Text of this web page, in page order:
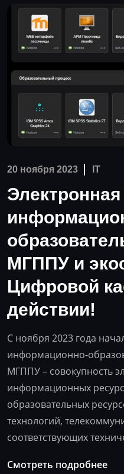
20 ноября 2023 IT
Электронная
МГППУ и
Цифровой
действии!
С ноября 2023 года
информационно-
МГППУ – совокупность
информационных
образовательных
технологий,
соответствующих
Смотреть подробнее